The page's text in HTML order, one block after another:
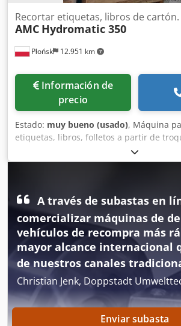
Płońsk 12.951 km
Recortar etiquetas, libros de cartón.
AMC Hydromatic 350
Información de
precio
Estado: muy bueno (usado), Máquina
etiquetas, libros, folletos a partir de
empujadores. Formato máximo 350 x
Ahewm Hk Ascjf
A través de subastas en
comercializar máquinas de
vehículos de recompra más
mayor alcance internacional
de nuestros canales
Christian Jenk, Doppstadt
Enviar subasta